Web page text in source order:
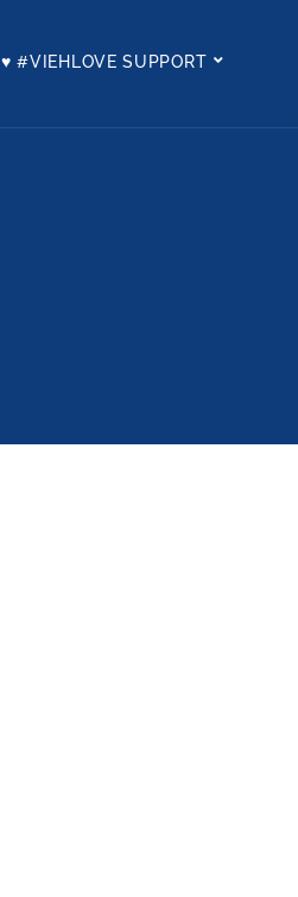
♥ #VIEHLOVE SUPPORT